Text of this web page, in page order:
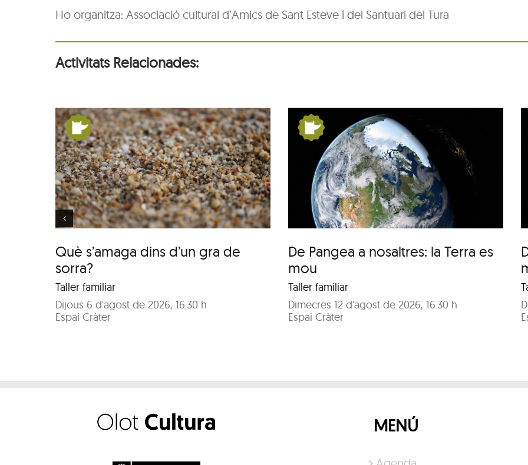
Ho organitza: Associació cultural d’Amics de Sant Esteve i del Santuari del Tura
Activitats Relacionades:
Què s’amaga dins d’un gra de
sorra?
Taller familiar
Dijous 6 d'agost de 2026, 16.30 h
Espai Cràter
De Pangea a nosaltres:
la Terra es mou
De Pangea a nosaltres: la Terra es
mou
Taller familiar
Dimecres 12 d'agost de 2026, 16.30 h
Espai Cràter
De Pangea a nosaltres:
la Terra es mou
MENÚ